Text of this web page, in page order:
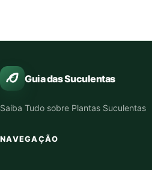
Guia das Suculentas
Saiba Tudo sobre Plantas Suculentas
NAVEGAÇÃO